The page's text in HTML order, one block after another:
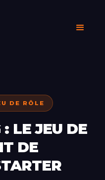
DE RÔLE
: LE JEU DE
DE